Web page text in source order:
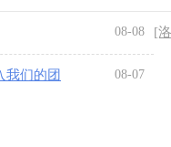
08-08 [
我们的团
08-07